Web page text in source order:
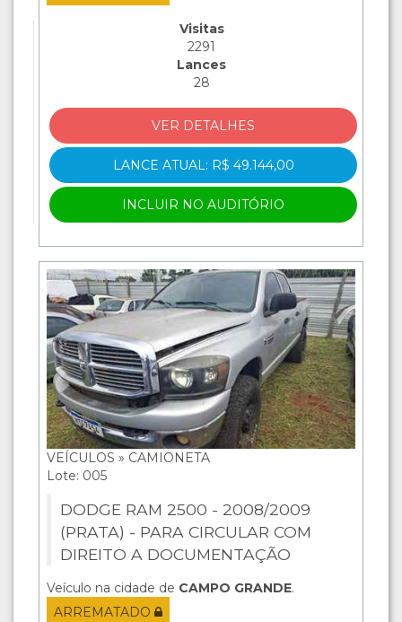
Visitas
2291
Lances
28
VER DETALHES
LANCE ATUAL: R$ 49.144,00
INCLUIR NO AUDITÓRIO
VEÍCULOS » CAMIONETA
Lote: 005
DODGE RAM 2500 - 2008/2009
(PRATA) - PARA CIRCULAR COM
DIREITO A DOCUMENTAÇÃO
Veículo na cidade de CAMPO GRANDE.
ARREMATADO